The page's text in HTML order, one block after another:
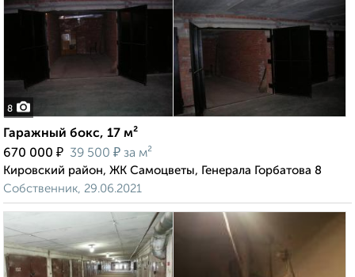
8
Гаражный бокс, 17 м²
670 000 ₽ 39 500 ₽ за м²
Кировский район, ЖК Самоцветы, Генерала Горбатова 8
Собственник, 29.06.2021